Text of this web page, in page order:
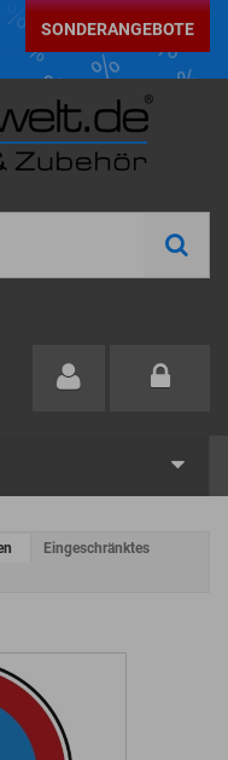
SONDERANGEBOTE
Eingeschränktes